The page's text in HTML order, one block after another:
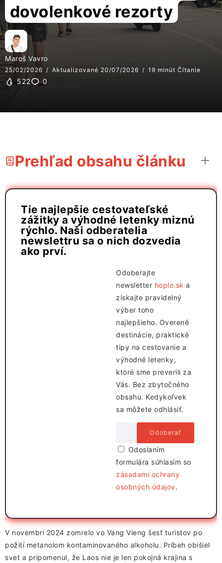
dovolenkové rezorty
Maroš Vavro
25/02/2026 Aktualizované 20/07/2026 19 minút Čítanie
522 0
Prehľad obsahu článku
Tie najlepšie cestovateľské
zážitky a výhodné letenky miznú
rýchlo. Naši odberatelia
newslettru sa o nich dozvedia
ako prví.
Odoberajte
newsletter hoplo.sk a
získajte pravidelný
výber toho
najlepšieho. Overené
destinácie, praktické
tipy na cestovanie a
výhodné letenky,
ktoré sme preverili za
Vás. Bez zbytočného
obsahu. Kedykoľvek
sa môžete odhlásiť.
Odoslaním
formulára súhlasím so
zásadami ochrany
osobných údajov.
V novembri 2024 zomrelo vo Vang Vieng šesť turistov po
požití metanolom kontaminovaného alkoholu. Príbeh obišiel
svet a pripomenul, že Laos nie je len pokojná krajina s